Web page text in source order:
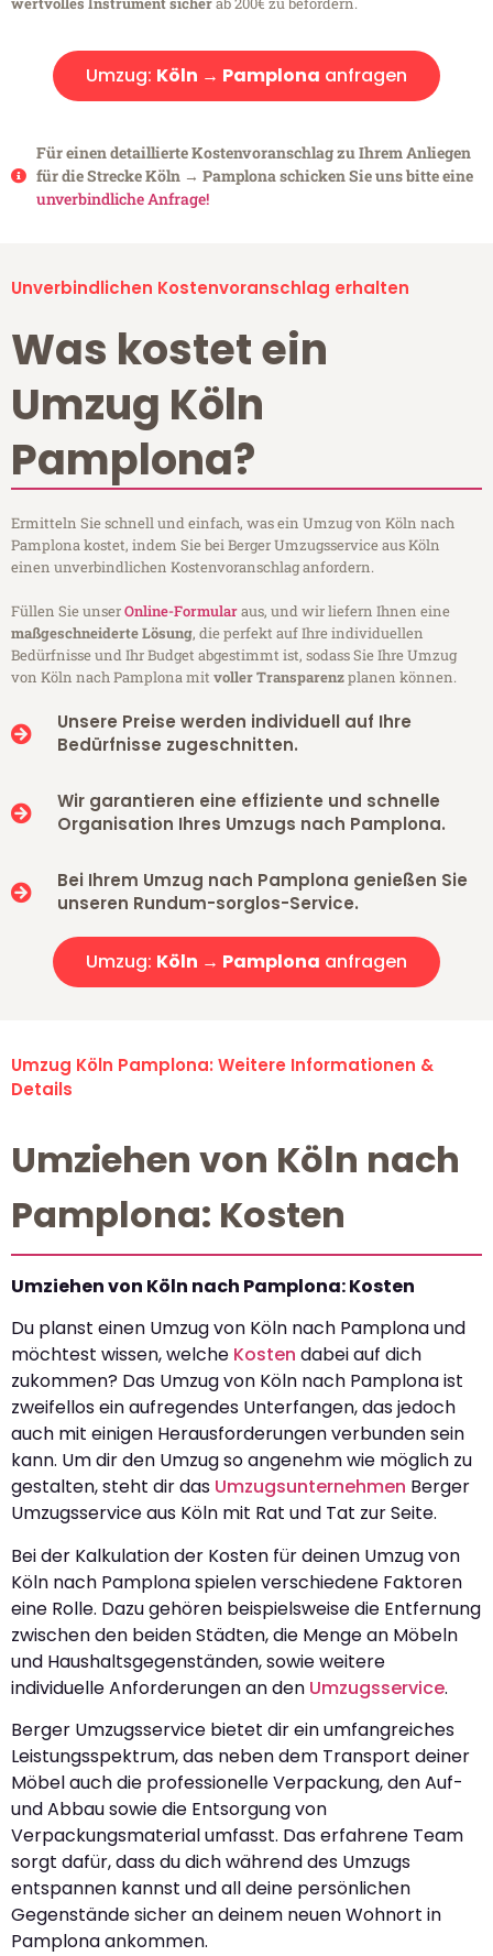
Umzug: Köln → Pamplona anfragen
Für einen detaillierte Kostenvoranschlag zu Ihrem Anliegen
für die Strecke Köln → Pamplona schicken Sie uns bitte eine
unverbindliche Anfrage!
Unverbindlichen Kostenvoranschlag erhalten
Was kostet ein
Umzug Köln
Pamplona?
Ermitteln Sie schnell und einfach, was ein Umzug von Köln nach
Pamplona kostet, indem Sie bei Berger Umzugsservice aus Köln
einen unverbindlichen Kostenvoranschlag anfordern.
Füllen Sie unserOnline-Formularaus, und wir liefern Ihnen eine
maßgeschneiderte Lösung, die perfekt auf Ihre individuellen
Bedürfnisse und Ihr Budget abgestimmt ist, sodass Sie Ihre Umzug
von Köln nach Pamplona mitvoller Transparenzplanen können.
Unsere Preise werden individuell auf Ihre
Bedürfnisse zugeschnitten.
Wir garantieren eine effiziente und schnelle
Organisation Ihres Umzugs nach Pamplona.
Bei Ihrem Umzug nach Pamplona genießen Sie
unseren Rundum-sorglos-Service.
Umzug: Köln → Pamplona anfragen
Umzug Köln Pamplona: Weitere Informationen &
Details
Umziehen von Köln nach
Pamplona: Kosten
Umziehen von Köln nach Pamplona: Kosten
Du planst einen Umzug von Köln nach Pamplona und
möchtest wissen, welche Kosten dabei auf dich
zukommen? Das Umzug von Köln nach Pamplona ist
zweifellos ein aufregendes Unterfangen, das jedoch
auch mit einigen Herausforderungen verbunden sein
kann. Um dir den Umzug so angenehm wie möglich zu
gestalten, steht dir das Umzugsunternehmen Berger
Umzugsservice aus Köln mit Rat und Tat zur Seite.
Bei der Kalkulation der Kosten für deinen Umzug von
Köln nach Pamplona spielen verschiedene Faktoren
eine Rolle. Dazu gehören beispielsweise die Entfernung
zwischen den beiden Städten, die Menge an Möbeln
und Haushaltsgegenständen, sowie weitere
individuelle Anforderungen an den Umzugsservice.
Berger Umzugsservice bietet dir ein umfangreiches
Leistungsspektrum, das neben dem Transport deiner
Möbel auch die professionelle Verpackung, den Auf-
und Abbau sowie die Entsorgung von
Verpackungsmaterial umfasst. Das erfahrene Team
sorgt dafür, dass du dich während des Umzugs
entspannen kannst und all deine persönlichen
Gegenstände sicher an deinem neuen Wohnort in
Pamplona ankommen.